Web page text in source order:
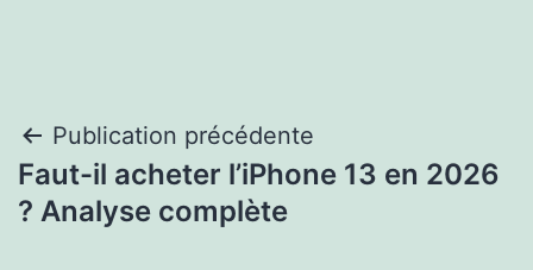
Post
navigation
Publication précédente
Faut-il acheter l’iPhone 13 en 2026
? Analyse complète